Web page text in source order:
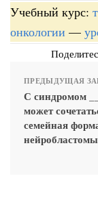
Учебный курс:
онкологии —
ПРЕДЫДУЩАЯ
С синдромом
может
семейная
нейробластомы